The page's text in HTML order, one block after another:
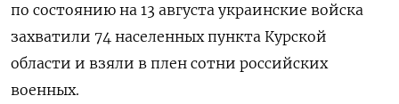
по состоянию на 13 августа украинские войска
захватили 74 населенных пункта Курской
области и взяли в плен сотни российских
военных.